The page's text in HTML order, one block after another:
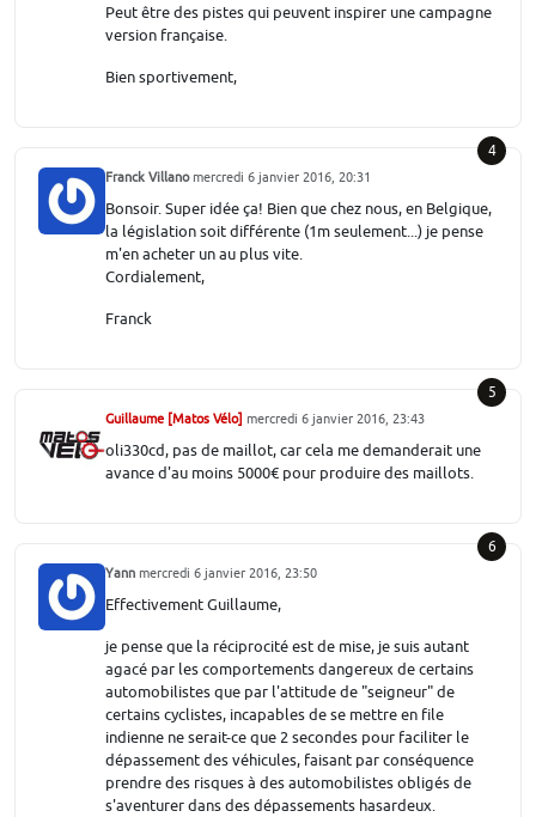
Peut être des pistes qui peuvent inspirer une campagne
version française.
Bien sportivement,
4
Franck Villanomercredi 6 janvier 2016, 20:31
Bonsoir. Super idée ça! Bien que chez nous, en Belgique,
la législation soit différente (1m seulement...) je pense
m'en acheter un au plus vite.
Cordialement,
Franck
5
Guillaume [Matos Vélo] mercredi 6 janvier 2016, 23:43
oli330cd, pas de maillot, car cela me demanderait une
avance d'au moins 5000€ pour produire des maillots.
6
Yann mercredi 6 janvier 2016, 23:50
Effectivement Guillaume,
je pense que la réciprocité est de mise, je suis autant
agacé par les comportements dangereux de certains
automobilistes que par l'attitude de "seigneur" de
certains cyclistes, incapables de se mettre en file
indienne ne serait-ce que 2 secondes pour faciliter le
dépassement des véhicules, faisant par conséquence
prendre des risques à des automobilistes obligés de
s'aventurer dans des dépassements hasardeux.